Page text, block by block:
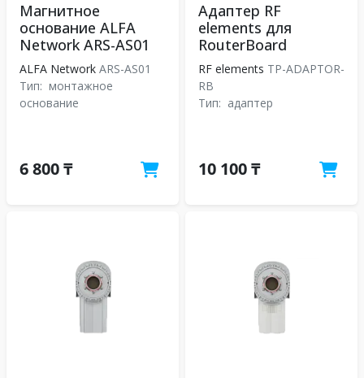
Магнитное
основание ALFA
Network ARS-AS01
ALFA Network ARS-AS01
Тип: монтажное
основание
6 800 ₸
Адаптер RF
elements для
RouterBoard
RF elements TP-ADAPTOR-
RB
Тип: адаптер
10 100 ₸